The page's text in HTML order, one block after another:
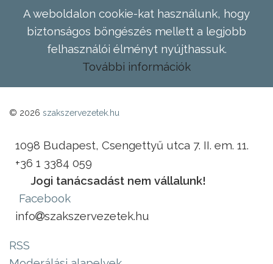
A weboldalon cookie-kat használunk, hogy
biztonságos böngészés mellett a legjobb
felhasználói élményt nyújthassuk.
További információk
© 2026 szakszervezetek.hu
1098 Budapest, Csengettyű utca 7. II. em. 11.
+36 1 3384 059
Jogi tanácsadást nem vállalunk!
Facebook
info
szakszervezetek.hu
RSS